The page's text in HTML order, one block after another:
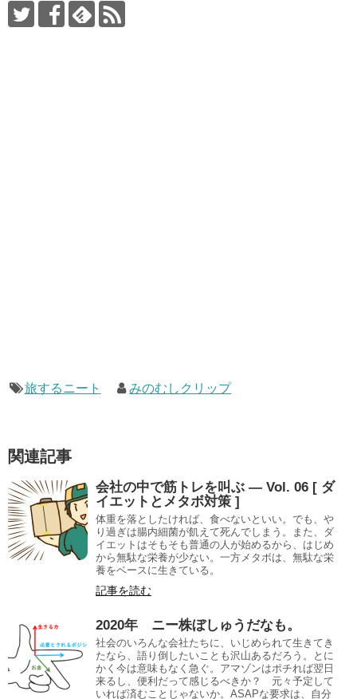
旅するニート みのむしクリップ
関連記事
会社の中で筋トレを叫ぶ — Vol. 06 [ ダ
イエットとメタボ対策 ]
体重を落としたければ、食べないといい。でも、や
り過ぎは腸内細菌が飢えて死んでしまう。また、ダ
イエットはそもそも普通の人が始めるから、はじめ
から無駄な栄養が少ない。一方メタボは、無駄な栄
養をベースに生きている。
記事を読む
2020年 ニー株ぼしゅうだなも。
社会のいろんな会社たちに、いじめられて生きてき
たなら、語り倒したいことも沢山あるだろう。とに
かく今は意味もなく急ぐ。アマゾンはポチれば翌日
来るし、便利だって感じるべきか？ 元々予定して
いれば済むことじゃないか。ASAPな要求は、自分